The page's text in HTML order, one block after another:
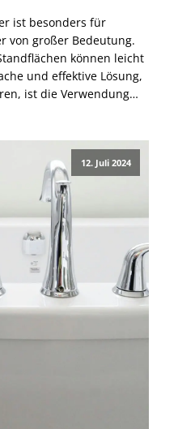
ist besonders für
von großer Bedeutung.
können leicht
und effektive Lösung,
ist die Verwendung
erhöhen, sondern
12. Juli 2024